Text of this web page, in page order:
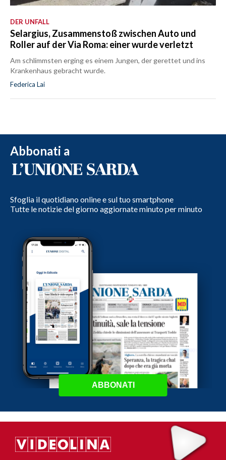
DER UNFALL
Selargius, Zusammenstoß zwischen Auto und
Roller auf der Via Roma: einer wurde verletzt
Am schlimmsten erging es einem Jungen, der gerettet und ins
Krankenhaus gebracht wurde.
Federica Lai
Abbonati a
Sfoglia il quotidiano online e sul tuo smartphone
Tutte le notizie del giorno aggiornate minuto per minuto
ABBONATI